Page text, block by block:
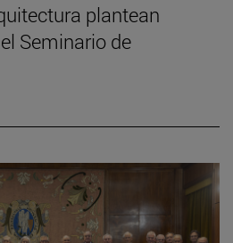
plantean
Seminario de